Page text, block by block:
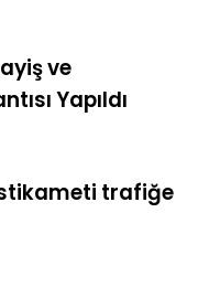
ve
Yapıldı
istikameti trafiğe